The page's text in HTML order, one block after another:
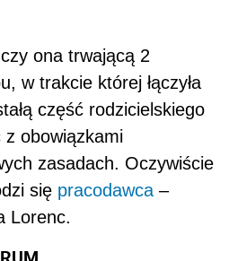
ona trwającą 2
w trakcie której łączyła
część rodzicielskiego
z obowiązkami
zasadach. Oczywiście
się pracodawca –
Lorenc.